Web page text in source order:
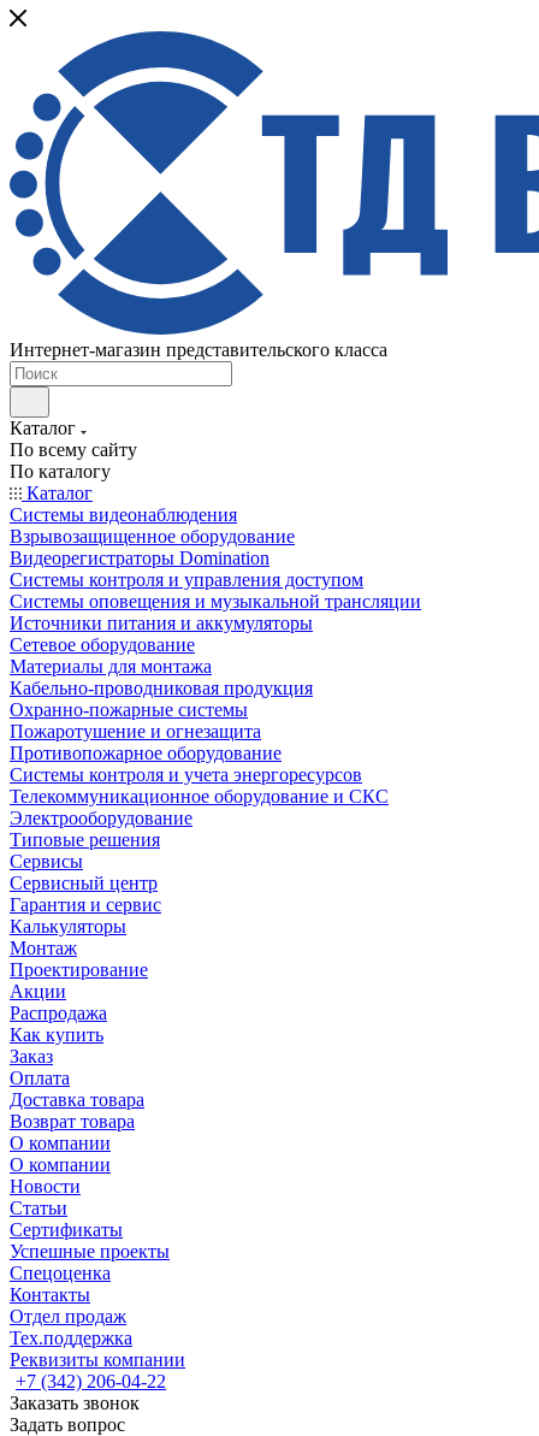
Интернет-магазин представительского класса
Каталог
По всему сайту
По каталогу
Каталог
Системы видеонаблюдения
Взрывозащищенное оборудование
Видеорегистраторы Domination
Системы контроля и управления доступом
Системы оповещения и музыкальной трансляции
Источники питания и аккумуляторы
Сетевое оборудование
Материалы для монтажа
Кабельно-проводниковая продукция
Охранно-пожарные системы
Пожаротушение и огнезащита
Противопожарное оборудование
Системы контроля и учета энергоресурсов
Телекоммуникационное оборудование и СКС
Электрооборудование
Типовые решения
Сервисы
Сервисный центр
Гарантия и сервис
Калькуляторы
Монтаж
Проектирование
Акции
Распродажа
Как купить
Заказ
Оплата
Доставка товара
Возврат товара
О компании
О компании
Новости
Статьи
Сертификаты
Успешные проекты
Спецоценка
Контакты
Отдел продаж
Тех.поддержка
Реквизиты компании
+7 (342) 206-04-22
Заказать звонок
Задать вопрос